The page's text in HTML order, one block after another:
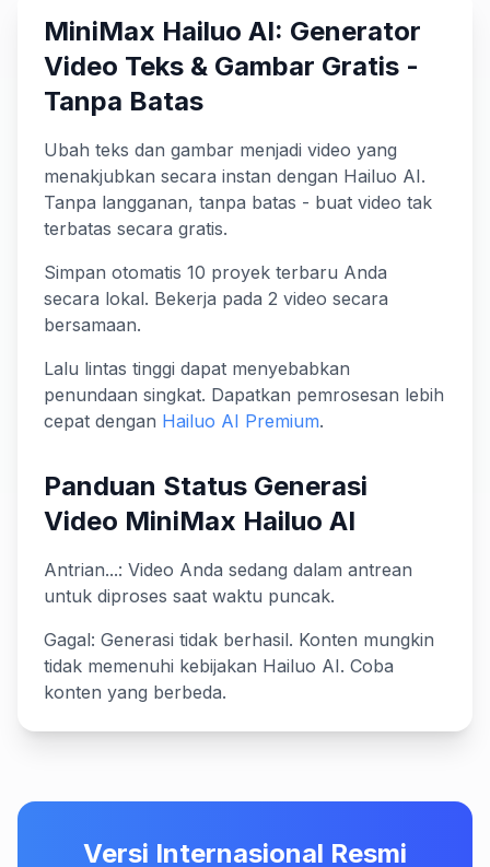
MiniMax Hailuo AI: Generator
Video Teks & Gambar Gratis -
Tanpa Batas
Ubah teks dan gambar menjadi video yang
menakjubkan secara instan dengan Hailuo AI.
Tanpa langganan, tanpa batas - buat video tak
terbatas secara gratis.
Simpan otomatis 10 proyek terbaru Anda
secara lokal. Bekerja pada 2 video secara
bersamaan.
Lalu lintas tinggi dapat menyebabkan
penundaan singkat. Dapatkan pemrosesan lebih
cepat dengan Hailuo AI Premium.
Panduan Status Generasi
Video MiniMax Hailuo AI
Antrian...: Video Anda sedang dalam antrean
untuk diproses saat waktu puncak.
Gagal: Generasi tidak berhasil. Konten mungkin
tidak memenuhi kebijakan Hailuo AI. Coba
konten yang berbeda.
Versi Internasional Resmi